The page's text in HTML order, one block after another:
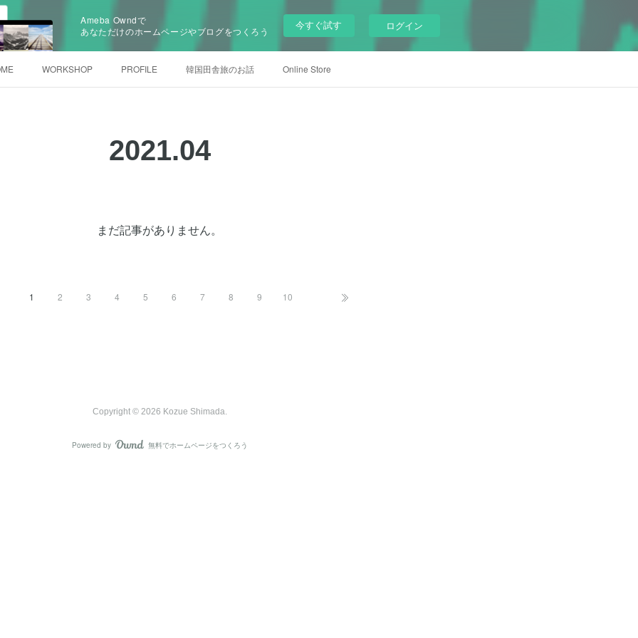
Ameba Owndで
あなただけのホームページやブログをつくろう
今すぐ試す ログイン
WORKSHOP PROFILE 韓国田舎旅のお話 Online Store
2021.04
まだ記事がありません。
1 2 3 4 5 6 7 8 9 10
Copyright © 2026 Kozue Shimada.
Powered by AmebaOwnd
無料でホームページをつくろう